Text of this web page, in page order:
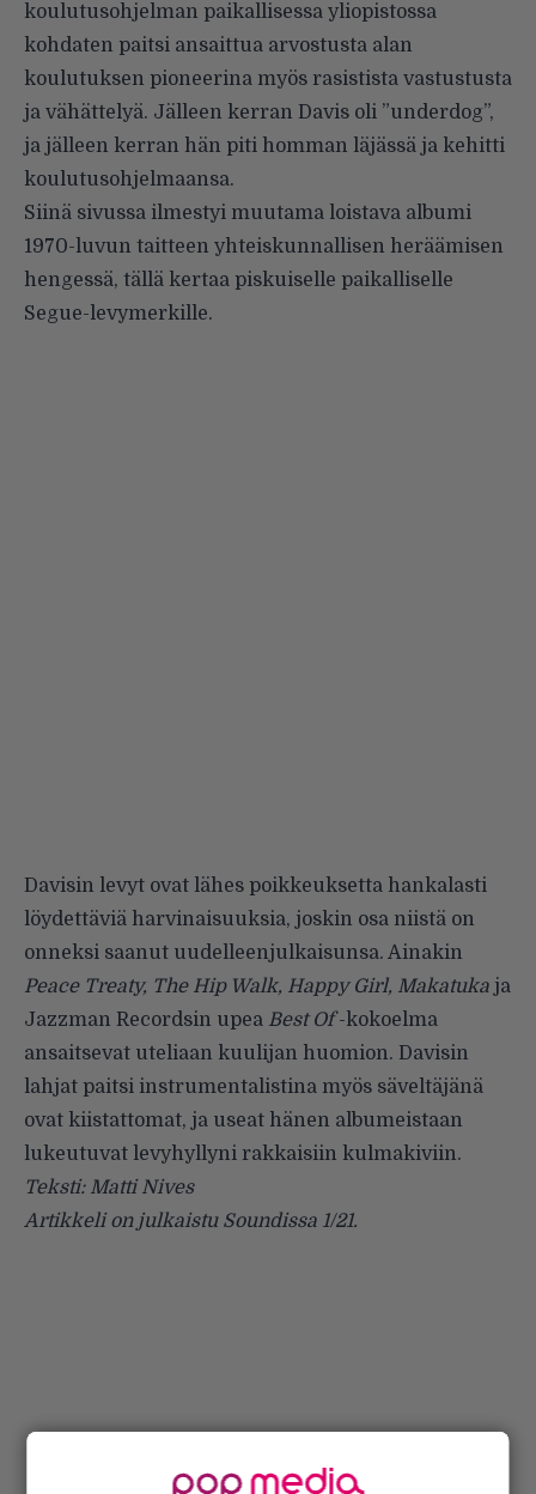
koulutusohjelman paikallisessa yliopistossa
kohdaten paitsi ansaittua arvostusta alan
koulutuksen pioneerina myös rasistista vastustusta
ja vähättelyä. Jälleen kerran Davis oli ”underdog”,
ja jälleen kerran hän piti homman läjässä ja kehitti
koulutusohjelmaansa.
Siinä sivussa ilmestyi muutama loistava albumi
1970-luvun taitteen yhteiskunnallisen heräämisen
hengessä, tällä kertaa piskuiselle paikalliselle
Segue-levymerkille.
Davisin levyt ovat lähes poikkeuksetta hankalasti
löydettäviä harvinaisuuksia, joskin osa niistä on
onneksi saanut uudelleenjulkaisunsa. Ainakin
Peace Treaty, The Hip Walk, Happy Girl, Makatuka ja
Jazzman Recordsin upea Best Of-kokoelma
ansaitsevat uteliaan kuulijan huomion. Davisin
lahjat paitsi instrumentalistina myös säveltäjänä
ovat kiistattomat, ja useat hänen albumeistaan
lukeutuvat levyhyllyni rakkaisiin kulmakiviin.
Teksti: Matti Nives
Artikkeli on julkaistu Soundissa 1/21.